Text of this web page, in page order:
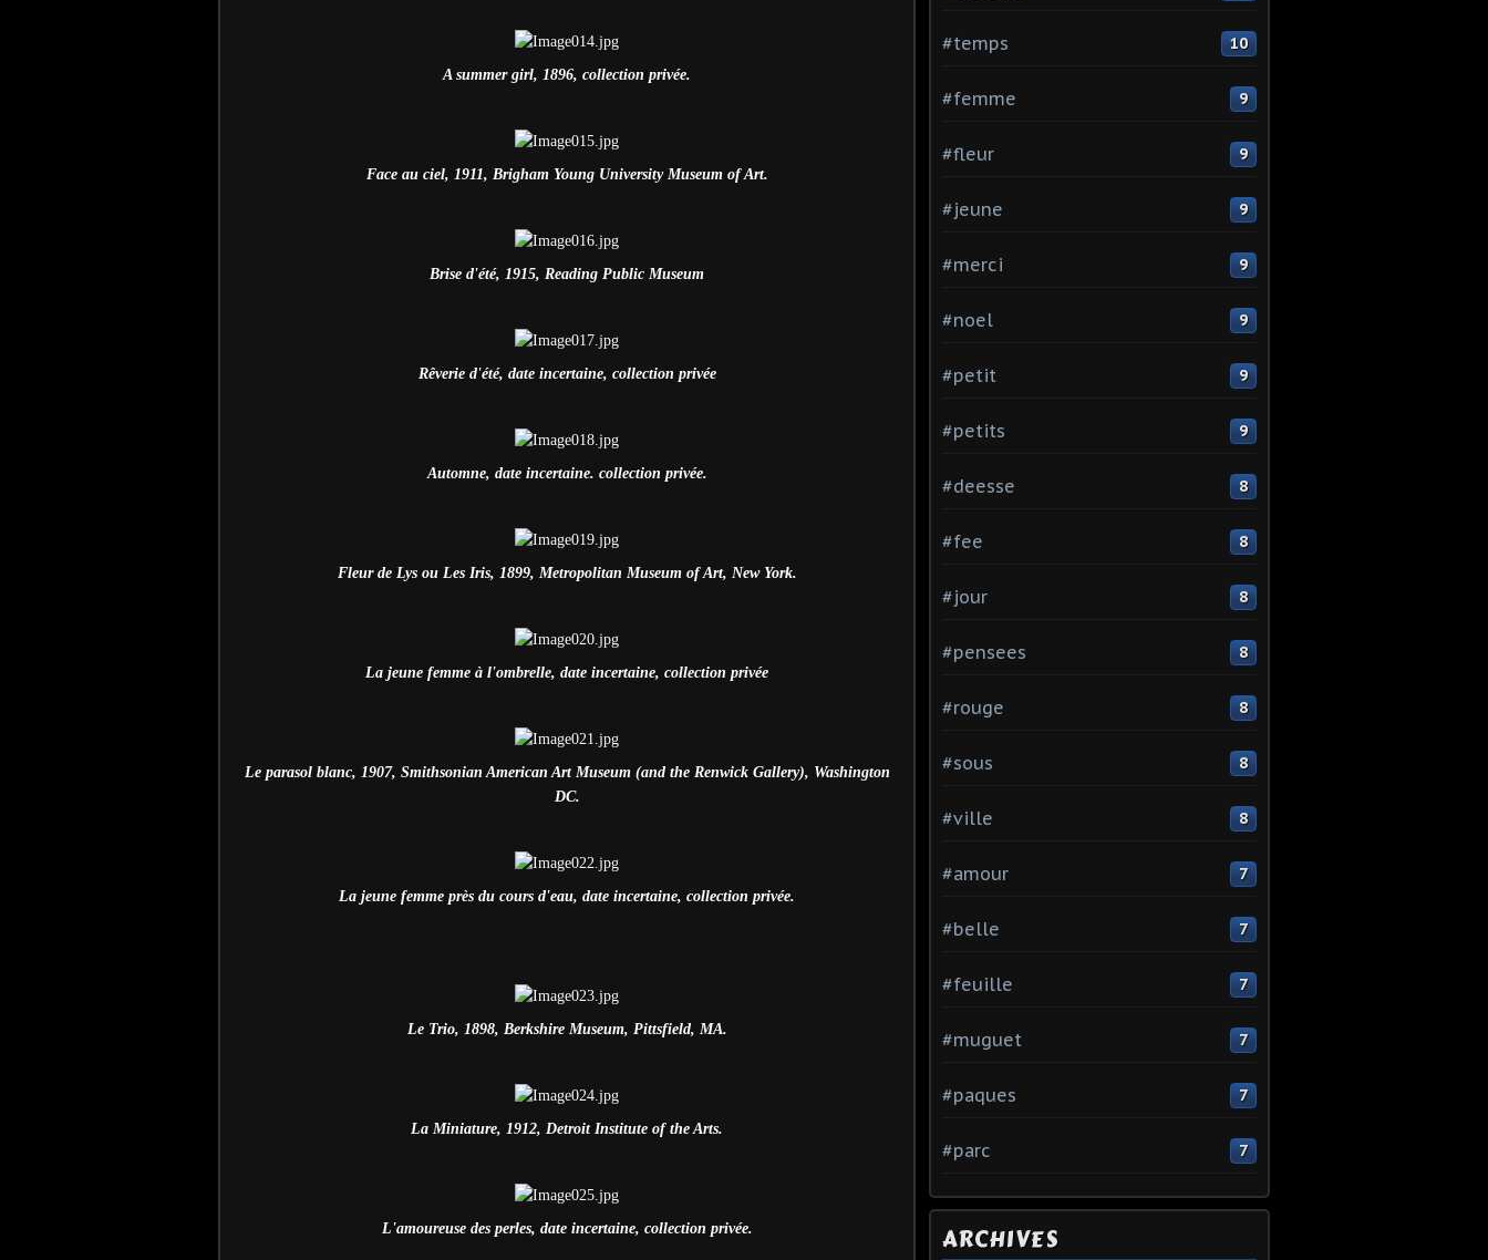
A summer girl, 1896, collection privée.
Face au ciel, 1911, Brigham Young University Museum of Art.
Brise d'été, 1915, Reading Public Museum
Rêverie d'été, date incertaine, collection privée
Automne, date incertaine. collection privée.
Fleur de Lys ou Les Iris, 1899, Metropolitan Museum of Art, New York.
La jeune femme à l'ombrelle, date incertaine, collection privée
Le parasol blanc, 1907, Smithsonian American Art Museum (and the Renwick Gallery), Washington
DC.
La jeune femme près du cours d'eau, date incertaine, collection privée.
Le Trio, 1898, Berkshire Museum, Pittsfield, MA.
La Miniature, 1912, Detroit Institute of the Arts.
L'amoureuse des perles, date incertaine, collection privée.
#temps 10
#femme 9
#fleur 9
#jeune 9
#merci 9
#noel 9
#petit 9
#petits 9
#deesse 8
#fee 8
#jour 8
#pensees 8
#rouge 8
#sous 8
#ville 8
#amour 7
#belle 7
#feuille 7
#muguet 7
#paques 7
#parc 7
ARCHIVES